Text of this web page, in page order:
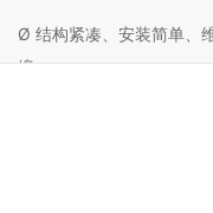
Ø 结构紧凑、安装简单、
境；